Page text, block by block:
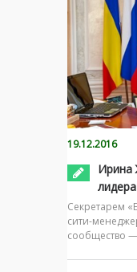
19.12.2016
Ирина
Секретарем
сити-
сообщество